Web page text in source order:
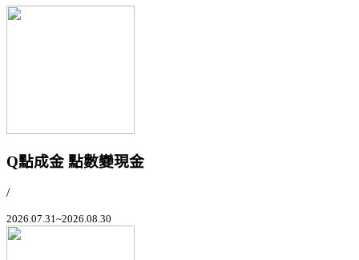
Q點成金 點數變現金
/
2026.07.31~2026.08.30